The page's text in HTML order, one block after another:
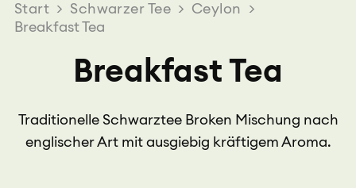
Start > Schwarzer Tee > Ceylon >
Breakfast Tea
Breakfast Tea
Traditionelle Schwarztee Broken Mischung nach
englischer Art mit ausgiebig kräftigem Aroma.